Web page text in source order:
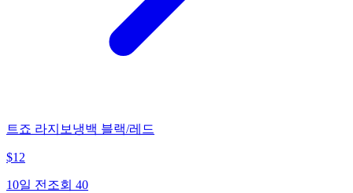
트죠 라지보냉백 블랙/레드
$12
10일 전 조회 40